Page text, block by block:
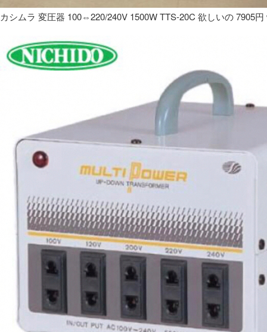
カシムラ 変圧器 100⇔220/240V 1500W TTS-20C 欲しいの 7905円